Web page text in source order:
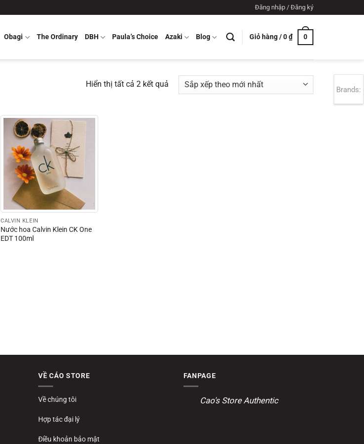
Đăng nhập / Đăng ký
Obagi The Ordinary DBH Paula’s Choice Azaki Blog Giỏ hàng /0₫ 0
Hiển thị tất cả 2 kết quảĐã
sắp
CALVIN KLEIN
Nước hoa Calvin Klein CK One
EDT 100ml
VỀ CÁO STORE
Về chúng tôi
Hợp tác đại lý
Điều khoản bảo mật
FANPAGE
Cao's Store Authentic
Brands: